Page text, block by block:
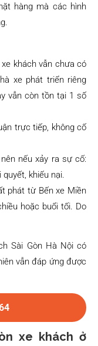
hàng mà các hình
khách vẫn chưa có
xe phát triển riêng
vẫn còn tồn tại 1 số
trực tiếp, không cố
nếu xảy ra sự cố:
khiếu nại.
phát từ Bến xe Miền
hoặc buổi tối. Do
Sài Gòn Hà Nội có
vẫn đáp ứng được
xe khách ở